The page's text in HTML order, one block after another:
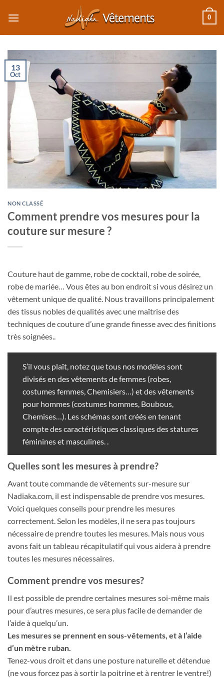
0
13
Oct
NON CLASSÉ
Comment prendre vos mesures pour la
couture sur mesure ?
Couture haut de gamme, robe de cocktail, robe de soirée,
robe de mariée… Vous êtes au bon endroit si vous désirez un
vêtement unique de qualité. Nous travaillons principalement
des tissus nobles de qualités avec une maîtrise des
techniques de couture d’une grande finesse avec des finitions
très soignées..
S’il vous plaît, notez que tous nos modèles sont
divisés en des vêtements de femmes (robes,
costumes femmes, Chemisiers…) et des vêtements
pour hommes (costumes hommes, Boubous,
Chemises…). Les schémas sont créés en tenant
compte des caractéristiques classiques des statures
féminines et masculines. .
Quelles sont les mesures à prendre?
Avant toute commande de vêtements sur-mesure sur
Nadiaka.com, il est indispensable de prendre vos mesures.
Voici quelques conseils pour prendre les mesures
correctement. Selon les modèles, il ne sera pas toujours
nécessaire de prendre toutes les mesures. Mais nous vous
avons fait un tableau récapitulatif qui vous aidera à prendre
toutes les mesures nécessaires.
Comment prendre vos mesures?
Il est possible de prendre certaines mesures soi-même mais
pour d’autres mesures, ce sera plus facile de demander de
l’aide à quelqu’un.
Les mesures se prennent en sous-vêtements, et à l’aide
d’un mètre ruban.
Tenez-vous droit et dans une posture naturelle et détendue
(ne vous forcez pas à sortir la poitrine et à rentrer le ventre!)